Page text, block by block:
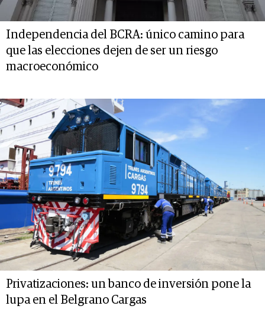
Independencia del BCRA: único camino para
que las elecciones dejen de ser un riesgo
macroeconómico
Privatizaciones: un banco de inversión pone la
lupa en el Belgrano Cargas